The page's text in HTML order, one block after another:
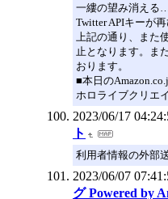
一縷の望み消える
Twitter APIキーが
上記の通り、また
止となります。ま
おります。
■本日の
ホロライブクリエ
2023/06/17
ト
利用者情報の外部
2023/06/07
グ Powered by